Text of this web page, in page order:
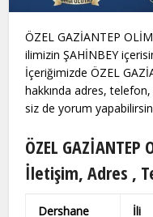
ÖZEL GAZİANTEP
ilimizin ŞAHİNBEY
İçeriğimizde ÖZEL
hakkında adres,
siz de yorum
ÖZEL GAZİANTEP
İletişim, Adres ,
Dershane
İli